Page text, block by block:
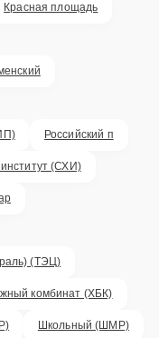
Красная площадь
Российский п
(СХИ)
(ТЭЦ)
комбинат (ХБК)
Школьный (ШМР)